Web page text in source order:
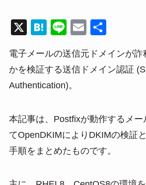
X
H
e
n
a
Li
e
E
ail
電子メールの送信元ドメインが詐
かを検証する送信ドメイン認証
Authentication)。
本記事は、Postfixが動作するメー
てOpenDKIMによりDKIMの検証
手順をまとめたものです。